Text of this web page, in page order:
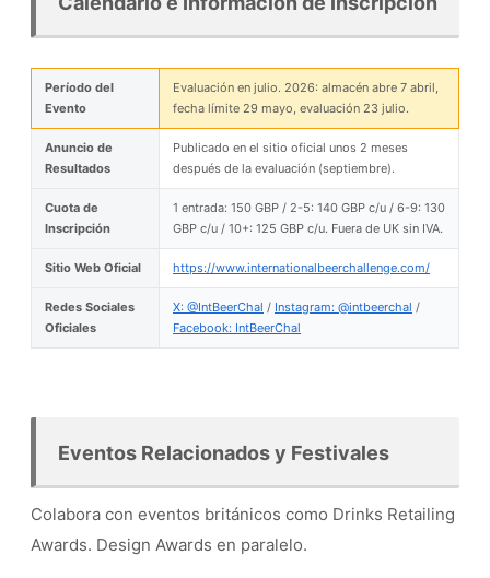
Período del
Evento
Evaluación en julio. 2026: almacén abre 7 abril,
fecha límite 29 mayo, evaluación 23 julio.
Anuncio de
Resultados
Publicado en el sitio oficial unos 2 meses
después de la evaluación (septiembre).
Cuota de
Inscripción
1 entrada: 150 GBP / 2-5: 140 GBP c/u / 6-9: 130
GBP c/u / 10+: 125 GBP c/u. Fuera de UK sin IVA.
Sitio Web Oficial https://www.internationalbeerchallenge.com/
Redes Sociales
Oficiales
X: @IntBeerChal / Instagram: @intbeerchal /
Facebook: IntBeerChal
Eventos Relacionados y Festivales
Colabora con eventos británicos como Drinks Retailing
Awards. Design Awards en paralelo.